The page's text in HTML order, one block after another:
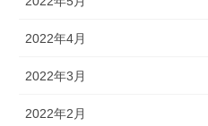
2022年4月
2022年3月
2022年2月